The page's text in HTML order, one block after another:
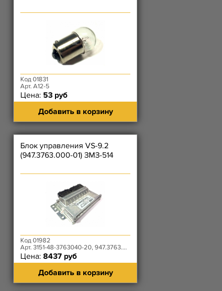
Код 01831
Арт. А12-5
Цена: 53 руб
Добавить в корзину
Блок управления VS-9.2
(947.3763.000-01) ЗМЗ-514
Код 01982
Арт. 3151-48-3763040-20, 947.3763.000-01
Цена: 8437 руб
Добавить в корзину